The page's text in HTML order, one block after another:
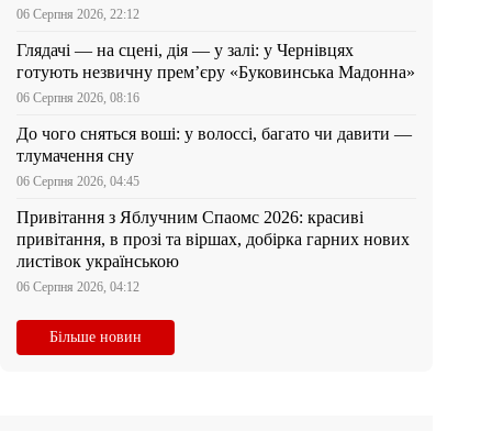
06 Серпня 2026, 22:12
Глядачі — на сцені, дія — у залі: у Чернівцях
готують незвичну прем’єру «Буковинська Мадонна»
06 Серпня 2026, 08:16
До чого сняться воші: у волоссі, багато чи давити —
тлумачення сну
06 Серпня 2026, 04:45
Привітання з Яблучним Спаомс 2026: красиві
привітання, в прозі та віршах, добірка гарних нових
листівок українською
06 Серпня 2026, 04:12
Більше новин